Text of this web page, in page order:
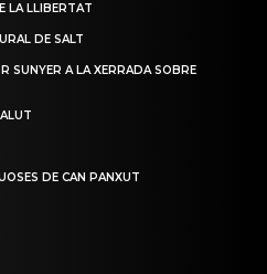
LA LLIBERTAT
DE SALT
SUNYER A LA XERRADA SOBRE
DE CAN PANXUT